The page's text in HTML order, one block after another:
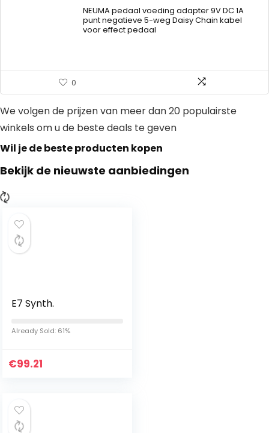
NEUMA pedaal voeding adapter 9V DC 1A
punt negatieve 5-weg Daisy Chain kabel
voor effect pedaal
0
We volgen de prijzen van meer dan 20 populairste
winkels om u de beste deals te geven
Wil je de beste producten kopen
Bekijk de nieuwste aanbiedingen
E7 Synth.
Already Sold: 61%
€99.21